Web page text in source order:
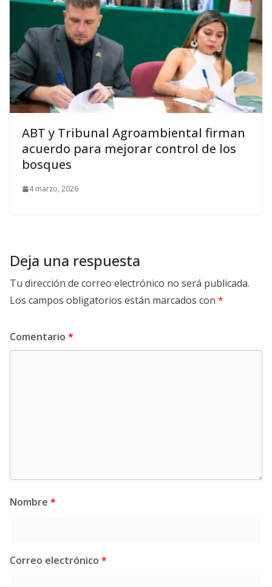
ABT y Tribunal Agroambiental firman
acuerdo para mejorar control de los
bosques
4 marzo, 2026
Deja una respuesta
Tu dirección de correo electrónico no será publicada.
Los campos obligatorios están marcados con *
Comentario *
Nombre *
Correo electrónico *